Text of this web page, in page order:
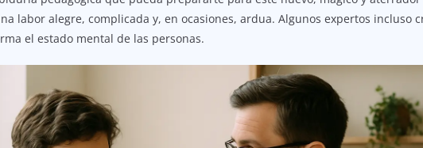
labor alegre, complicada y, en ocasiones, ardua. Algunos expertos incluso
el estado mental de las personas.